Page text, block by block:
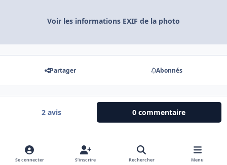
Voir les informations EXIF de la photo
Partager Abonnés
2 avis 0 commentaire
Il n’y a aucun commentaire à afficher.
Se connecter S’inscrire Rechercher Menu